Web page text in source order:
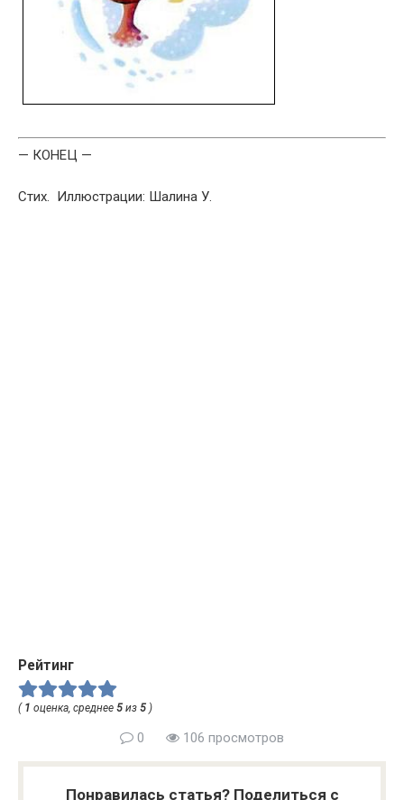
— КОНЕЦ —
Стих. Иллюстрации: Шалина У.
Рейтинг
( 1 оценка, среднее 5 из 5 )
0 106 просмотров
Понравилась статья? Поделиться с